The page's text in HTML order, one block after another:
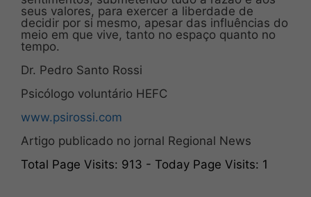
seus valores, para exercer a liberdade de
decidir por si mesmo, apesar das influências do
meio em que vive, tanto no espaço quanto no
tempo.
Dr. Pedro Santo Rossi
Psicólogo voluntário HEFC
www.psirossi.com
Artigo publicado no jornal Regional News
Total Page Visits: 913 - Today Page Visits: 1